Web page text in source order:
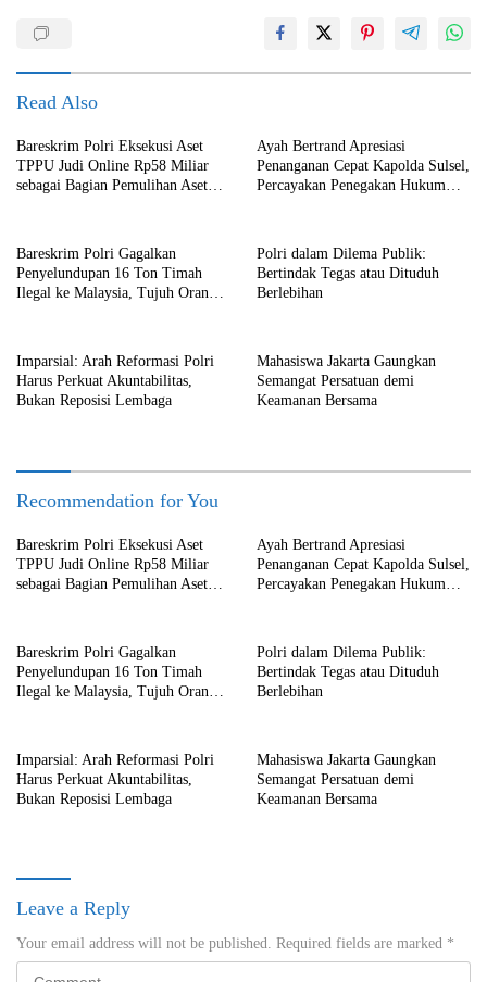
Read Also
Bareskrim Polri Eksekusi Aset
TPPU Judi Online Rp58 Miliar
sebagai Bagian Pemulihan Aset
Ayah Bertrand Apresiasi
Penanganan Cepat Kapolda Sulsel,
Percayakan Penegakan Hukum
Bareskrim Polri Gagalkan
Penyelundupan 16 Ton Timah
Ilegal ke Malaysia, Tujuh Orang
Polri dalam Dilema Publik:
Bertindak Tegas atau Dituduh
Berlebihan
Imparsial: Arah Reformasi Polri
Harus Perkuat Akuntabilitas,
Bukan Reposisi Lembaga
Mahasiswa Jakarta Gaungkan
Semangat Persatuan demi
Keamanan Bersama
Recommendation for You
Bareskrim Polri Eksekusi Aset
TPPU Judi Online Rp58 Miliar
sebagai Bagian Pemulihan Aset
Ayah Bertrand Apresiasi
Penanganan Cepat Kapolda Sulsel,
Percayakan Penegakan Hukum
Bareskrim Polri Gagalkan
Penyelundupan 16 Ton Timah
Ilegal ke Malaysia, Tujuh Orang
Polri dalam Dilema Publik:
Bertindak Tegas atau Dituduh
Berlebihan
Imparsial: Arah Reformasi Polri
Harus Perkuat Akuntabilitas,
Bukan Reposisi Lembaga
Mahasiswa Jakarta Gaungkan
Semangat Persatuan demi
Keamanan Bersama
Leave a Reply
Your email address will not be published. Required fields are marked *